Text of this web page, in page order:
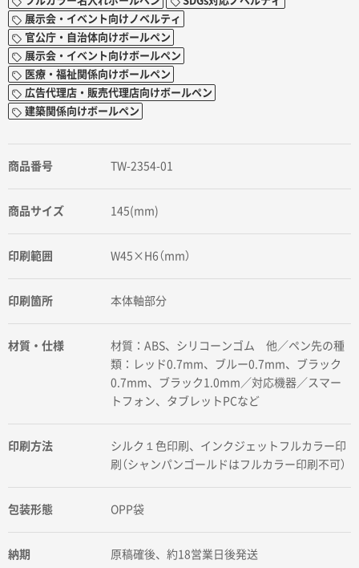
展示会・イベント向けノベルティ
官公庁・自治体向けボールペン
展示会・イベント向けボールペン
医療・福祉関係向けボールペン
広告代理店・販売代理店向けボールペン
建築関係向けボールペン
商品番号 TW-2354-01
商品サイズ 145(mm)
印刷範囲 W45×H6（mm）
印刷箇所 本体軸部分
材質・仕様
材質：ABS、シリコーンゴム 他／ペン先の種
類：レッド0.7mm、ブルー0.7mm、ブラック
0.7mm、ブラック1.0mm／対応機器／スマー
トフォン、タブレットPCなど
印刷方法
シルク１色印刷、インクジェットフルカラー印
刷（シャンパンゴールドはフルカラー印刷不可）
包装形態 OPP袋
納期 原稿確後、約18営業日後発送